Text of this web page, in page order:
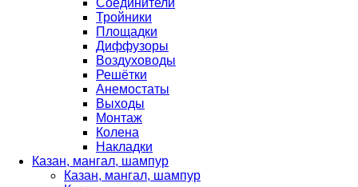
Соединители
Тройники
Площадки
Диффузоры
Воздуховоды
Решётки
Анемостаты
Выходы
Монтаж
Колена
Накладки
Казан, мангал, шампур
Казан, мангал, шампур